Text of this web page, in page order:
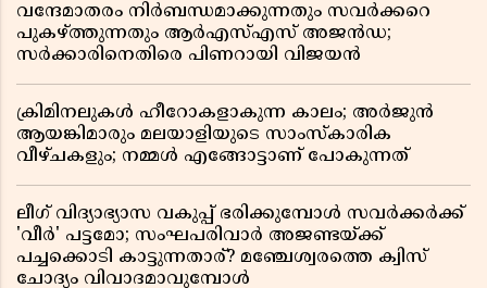
വന്ദേമാതരം നിർബന്ധമാക്കുന്നതും സവർക്കറെ
പുകഴ്ത്തുന്നതും ആർഎസ്എസ് അജൻഡ;
സർക്കാരിനെതിരെ പിണറായി വിജയൻ
ക്രിമിനലുകൾ ഹീറോകളാകുന്ന കാലം; അർജുൻ
ആയങ്കിമാരും മലയാളിയുടെ സാംസ്കാരിക
വീഴ്ചകളും; നമ്മൾ എങ്ങോട്ടാണ് പോകുന്നത്
ലീഗ് വിദ്യാഭ്യാസ വകുപ്പ് ഭരിക്കുമ്പോൾ സവർക്കർക്ക്
'വീർ' പട്ടമോ; സംഘപരിവാർ അജണ്ടയ്ക്ക്
പച്ചക്കൊടി കാട്ടുന്നതാര്? മഞ്ചേശ്വരത്തെ ക്വിസ്
ചോദ്യം വിവാദമാവുമ്പോൾ